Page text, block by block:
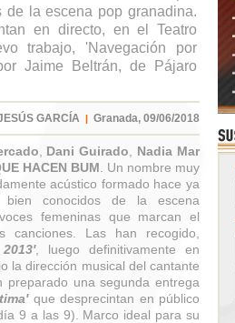
de la escena pop granadina.
en directo, en el Teatro
trabajo, 'Navegación por
Jaime Beltrán, de Pájaro
GARCÍA | Granada, 09/06/2018
Dani Guirado
Nadia Mar
HACEN BUM . Un nombre muy
acústico formado hace ya
conocidos de la escena
femeninas que marcan el
canciones. Las han recogido,
, luego definitivamente en
la dirección musical del cantante
preparado una segunda entrega
que desprecintan en público
9 a las 9). Marco ideal para su